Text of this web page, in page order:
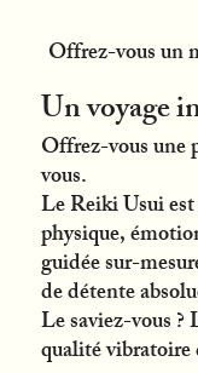
Offrez-vous un
Un voyage
Offrez-vous une
vous.
Le Reiki Usui est
physique,
guidée sur-
de détente
Le saviez-vous
qualité vibratoire